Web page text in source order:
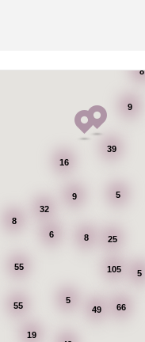
49
105
55
55
8
66
32
16
39
6 25
9
5
5
8
19
9 5
8